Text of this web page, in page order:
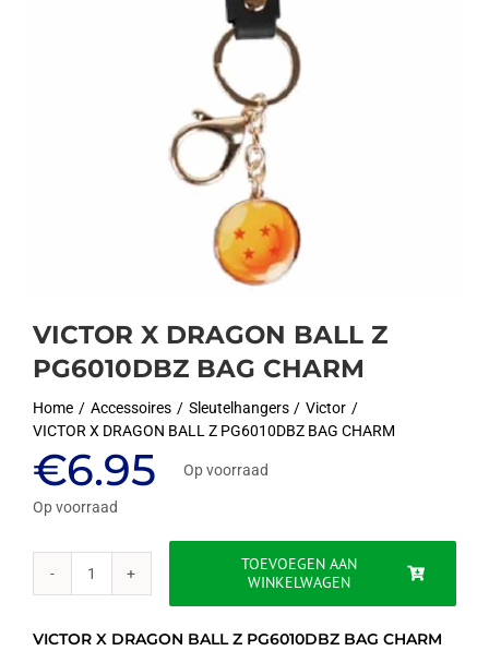
VICTOR X DRAGON BALL Z
PG6010DBZ BAG CHARM
Home Accessoires Sleutelhangers
Victor
VICTOR X DRAGON BALL Z PG6010DBZ BAG CHARM
€6.95 Op voorraad
Op voorraad
VICTOR
TOEVOEGEN AAN
WINKELWAGEN
VICTOR X DRAGON BALL Z PG6010DBZ BAG CHARM